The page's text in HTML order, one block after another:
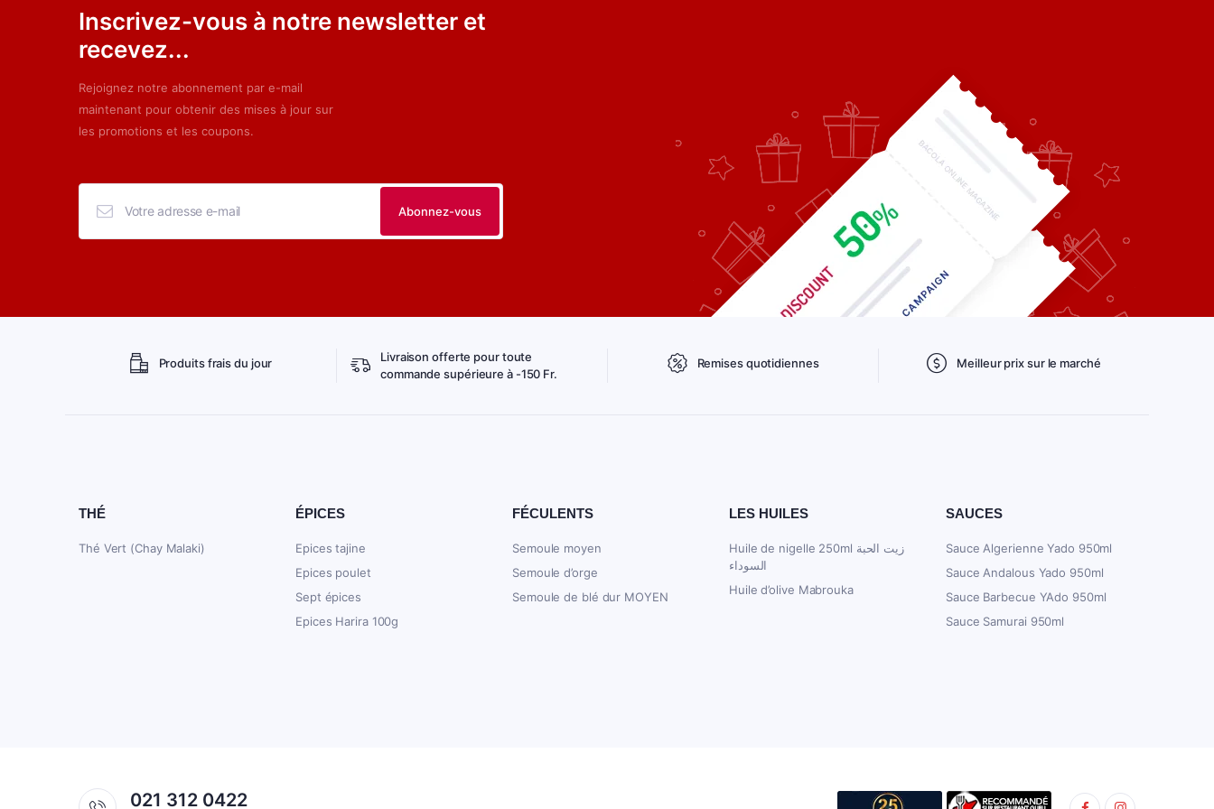
Inscrivez-vous à notre newsletter et
recevez...
Rejoignez notre abonnement par e-mail
maintenant pour obtenir des mises à jour sur
les promotions et les coupons.
Produits frais du jour
Livraison offerte pour toute
commande supérieure à -150 Fr.
Remises quotidiennes Meilleur prix sur le marché
THÉ
Thé Vert (Chay Malaki)
ÉPICES
Epices tajine
Epices poulet
Sept épices
Epices Harira 100g
FÉCULENTS
Semoule moyen
Semoule d’orge
Semoule de blé dur MOYEN
LES HUILES
Huile de nigelle 250ml زيت الحبة
السوداء
Huile d’olive Mabrouka
SAUCES
Sauce Algerienne Yado 950ml
Sauce Andalous Yado 950ml
Sauce Barbecue YAdo 950ml
Sauce Samurai 950ml
021 312 0422